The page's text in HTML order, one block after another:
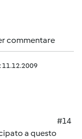
commentare
11.12.2009
#14
a questo